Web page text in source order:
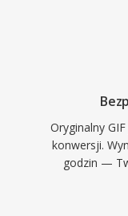
Oryginalny
konwersji.
godzin —